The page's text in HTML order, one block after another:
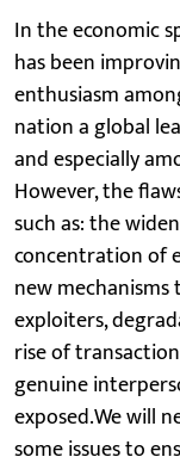
In the economic
has been
enthusiasm
nation a global
and especially
However, the
such as: the
concentration of
new
exploiters,
rise of
genuine
exposed.We will
some issues to